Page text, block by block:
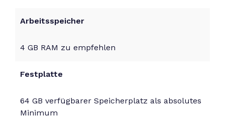
Arbeitsspeicher
4 GB RAM zu empfehlen
Festplatte
64 GB verfügbarer Speicherplatz als absolutes
Minimum